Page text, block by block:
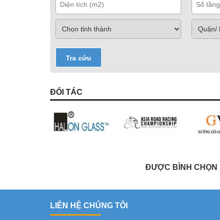
Tra cứu
ĐỐI TÁC
ĐƯỢC BÌNH CHỌN
LIÊN HỆ CHÚNG TÔI